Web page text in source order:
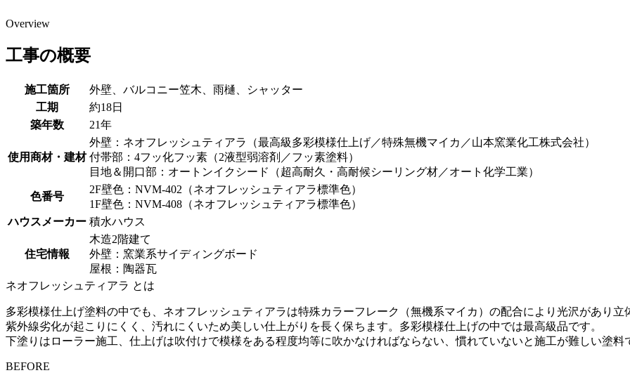
Overview
工事の概要
施工箇所
外壁、バルコニー笠木、雨樋、シャッター
工期
約18日
築年数
21年
使用商材・建材
外壁：ネオフレッシュティアラ（最高級多彩模様仕上げ／特殊無機マイカ／山本窯業化工株式会社）
付帯部：4フッ化フッ素（2液型弱溶剤／フッ素塗料）
目地＆開口部：オートンイクシード（超高耐久・高耐候シーリング材／オート化学工業）
色番号
2F壁色：NVM-402（ネオフレッシュティアラ標準色）
1F壁色：NVM-408（ネオフレッシュティアラ標準色）
ハウスメーカー 積水ハウス
住宅情報
木造2階建て
外壁：窯業系サイディングボード
屋根：陶器瓦
ネオフレッシュティアラ とは
多彩模様仕上げ塗料の中でも、ネオフレッシュティアラは特殊カラーフレーク（無機系マイカ）の配合により光沢があり
紫外線劣化が起こりにくく、汚れにくいため美しい仕上がりを長く保ちます。多彩模様仕上げの中では最高級品です。
下塗りはローラー施工、仕上げは吹付けで模様をある程度均等に吹かなければならない、慣れていないと施工が難しい塗料
BEFORE